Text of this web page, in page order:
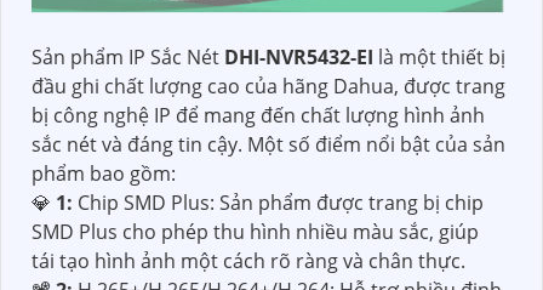
Sản phẩm IP Sắc Nét DHI-NVR5432-EI là một thiết bị
đầu ghi chất lượng cao của hãng Dahua, được trang
bị công nghệ IP để mang đến chất lượng hình ảnh
sắc nét và đáng tin cậy. Một số điểm nổi bật của sản
phẩm bao gồm:
💎 1: Chip SMD Plus: Sản phẩm được trang bị chip
SMD Plus cho phép thu hình nhiều màu sắc, giúp
tái tạo hình ảnh một cách rõ ràng và chân thực.